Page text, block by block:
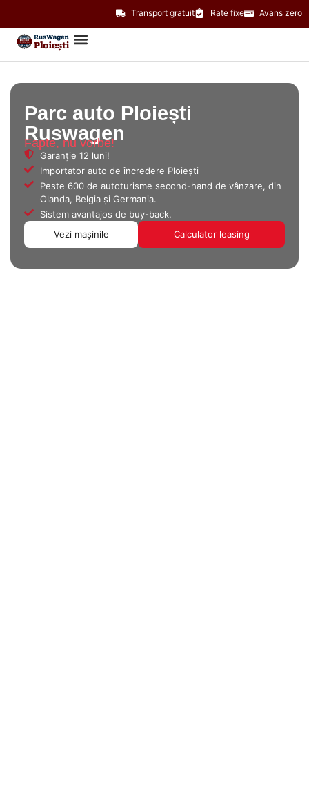
Transport gratuit Rate fixe Avans zero
Parc auto Ploiești
Ruswagen
Fapte, nu vorbe!
Garanție 12 luni!
Importator auto de încredere Ploiești
Peste 600 de autoturisme second-hand de vânzare, din
Olanda, Belgia și Germania.
Sistem avantajos de buy-back.
Vezi mașinile
Calculator leasing